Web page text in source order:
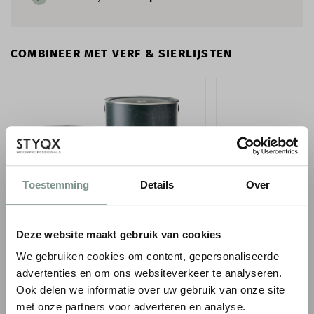
Toestemming Details Over
Deze website maakt gebruik van cookies
We gebruiken cookies om content, gepersonaliseerde
advertenties en om ons websiteverkeer te analyseren.
Ook delen we informatie over uw gebruik van onze site
met onze partners voor adverteren en analyse.
COMBINEER MET VERF & SIERLIJSTEN
LITTLE GREENE INTELLIGENT EGGSHELL
€ 75,00
● Verzonden in 1-2 werkdagen
€ 10,51 € 8,93
● Voor 10.15 uur